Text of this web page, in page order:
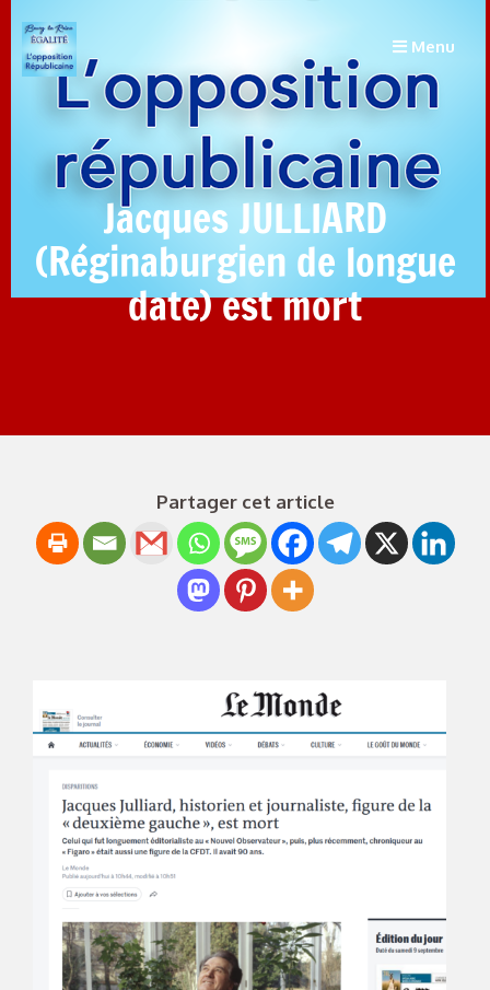
Menu
Jacques JULLIARD
(Réginaburgien de longue
date) est mort
Partager cet article